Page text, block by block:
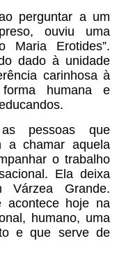
perguntar a um
ouviu uma
Maria Erotides”.
dado à unidade
carinhosa à
forma humana e
pessoas que
a chamar aquela
o trabalho
Ela deixa
Grande.
acontece hoje na
humano, uma
e que serve de